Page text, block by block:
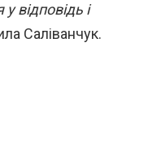
відповідь і
Саліванчук.